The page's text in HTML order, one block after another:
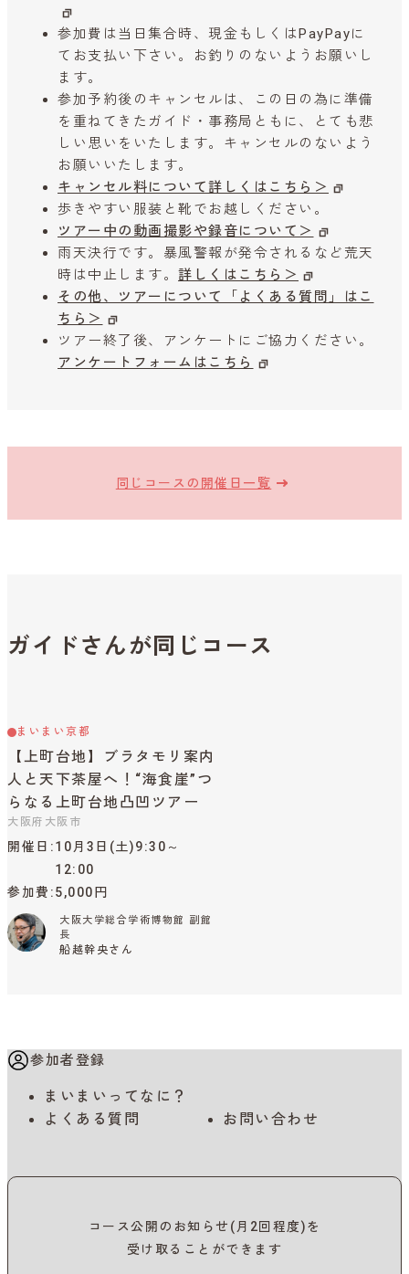
参加費は当日集合時、現金もしくはPayPayに
てお支払い下さい。お釣りのないようお願いし
ます。
参加予約後のキャンセルは、この日の為に準備
を重ねてきたガイド・事務局ともに、とても悲
しい思いをいたします。キャンセルのないよう
お願いいたします。
キャンセル料について詳しくはこちら＞
歩きやすい服装と靴でお越しください。
ツアー中の動画撮影や録音について＞
雨天決行です。暴風警報が発令されるなど荒天
時は中止します。 詳しくはこちら＞
その他、ツアーについて「よくある質問」はこ
ちら＞
ツアー終了後、アンケートにご協力ください。
アンケートフォームはこちら
同じコースの開催日一覧
ガイドさんが同じコース
まいまい京都
【上町台地】ブラタモリ案内
人と天下茶屋へ！“海食崖”つ
らなる上町台地凸凹ツアー
大阪府大阪市
開催日
10月3日(土)9:30～
12:00
参加費 5,000円
大阪大学総合学術博物館 副館
長
船越幹央さん
参加者登録
まいまいってなに？
よくある質問
お問い合わせ
コース公開のお知らせ(月2回程度)を
受け取ることができます